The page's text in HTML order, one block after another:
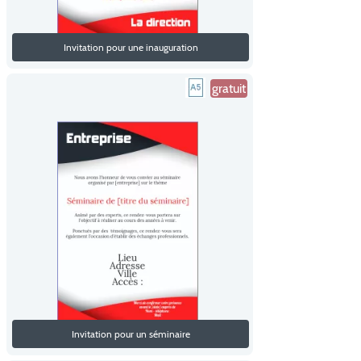
Invitation pour une inauguration
gratuit
Invitation pour un séminaire